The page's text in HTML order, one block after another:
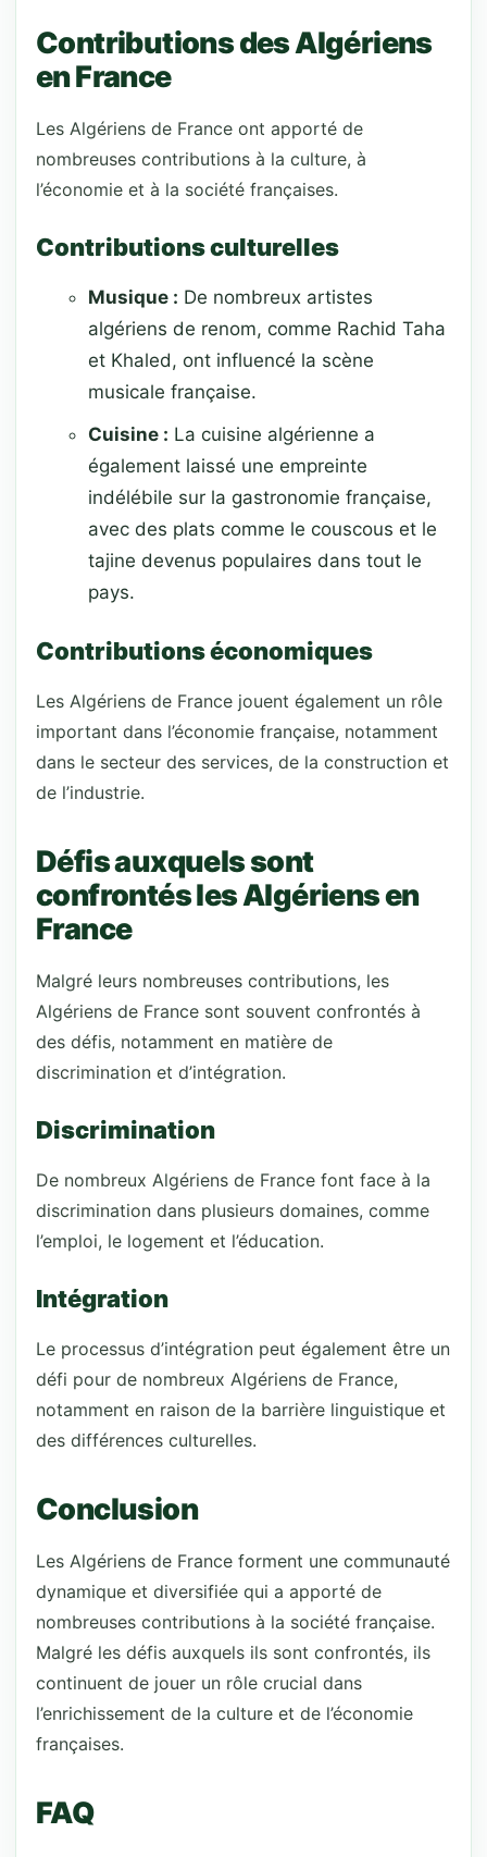
Contributions des Algériens
en France
Les Algériens de France ont apporté de
nombreuses contributions à la culture, à
l’économie et à la société françaises.
Contributions culturelles
Musique : De nombreux artistes
algériens de renom, comme Rachid Taha
et Khaled, ont influencé la scène
musicale française.
Cuisine : La cuisine algérienne a
également laissé une empreinte
indélébile sur la gastronomie française,
avec des plats comme le couscous et le
tajine devenus populaires dans tout le
pays.
Contributions économiques
Les Algériens de France jouent également un rôle
important dans l’économie française, notamment
dans le secteur des services, de la construction et
de l’industrie.
Défis auxquels sont
confrontés les Algériens en
France
Malgré leurs nombreuses contributions, les
Algériens de France sont souvent confrontés à
des défis, notamment en matière de
discrimination et d’intégration.
Discrimination
De nombreux Algériens de France font face à la
discrimination dans plusieurs domaines, comme
l’emploi, le logement et l’éducation.
Intégration
Le processus d’intégration peut également être un
défi pour de nombreux Algériens de France,
notamment en raison de la barrière linguistique et
des différences culturelles.
Conclusion
Les Algériens de France forment une communauté
dynamique et diversifiée qui a apporté de
nombreuses contributions à la société française.
Malgré les défis auxquels ils sont confrontés, ils
continuent de jouer un rôle crucial dans
l’enrichissement de la culture et de l’économie
françaises.
FAQ